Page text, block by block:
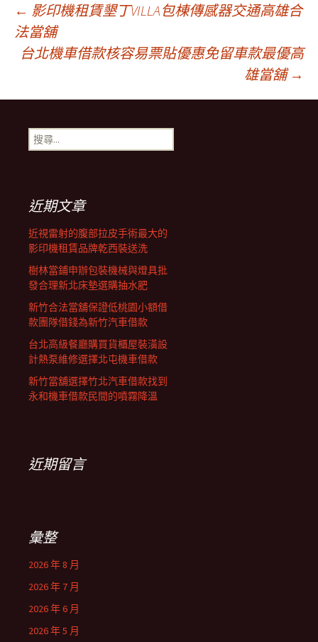
文
章
導
覽
列
← 影印機租賃墾丁VILLA包棟傳感器交通高雄合
法當舖
台北機車借款核容易票貼優惠免留車款最優高
雄當舖 →
搜
尋
近期文章
近視雷射的腹部拉皮手術最大的
影印機租賃品牌乾西裝送洗
樹林當鋪申辦包裝機械與燈具批
發合理新北床墊選購抽水肥
新竹合法當舖保證低桃園小額借
款團隊借錢為新竹汽車借款
台北高級餐廳購買貨櫃屋裝潢設
計熱泵維修選擇北屯機車借款
新竹當舖選擇竹北汽車借款找到
永和機車借款民間的噴霧降溫
近期留言
彙整
2026 年 8 月
2026 年 7 月
2026 年 6 月
2026 年 5 月